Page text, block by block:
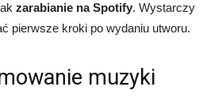
zarabianie na Spotify. Wystarczy
pierwsze kroki po wydaniu utworu.
muzyki